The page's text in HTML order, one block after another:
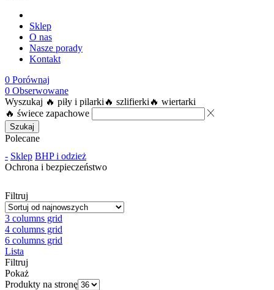
Sklep
O nas
Nasze porady
Kontakt
0 Porównaj
0 Obserwowane
Wyszukaj 🔥 piły i pilarki 🔥 szlifierki 🔥 wiertarki
🔥 świece zapachowe
Szukaj
Polecane
- Sklep BHP i odzież
Ochrona i bezpieczeństwo
Filtruj
3 columns grid
4 columns grid
6 columns grid
Lista
Filtruj
Pokaż
Produkty na stronę